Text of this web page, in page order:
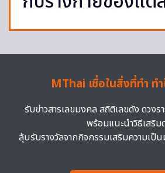
MThai เชื่อในสิ่งที่ทำ ท
รับข่าวสารเลขมงคล สถิติเลขดัง ดวงร
พร้อมแนะนำวิธีเสริม
ลุ้นรับรางวัลจากกิจกรรมเสริมความเป็